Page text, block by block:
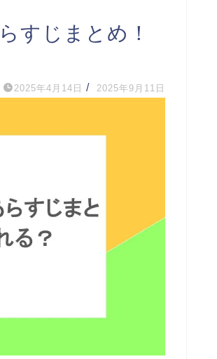
すじまとめ！
2025年4月14日 / 2025年9月11日